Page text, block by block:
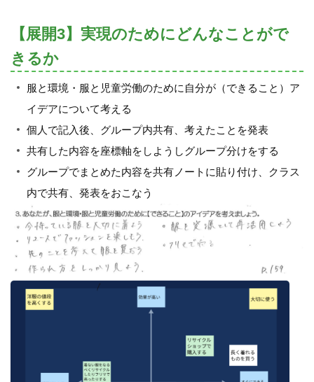
【展開3】実現のためにどんなことがで
きるか
服と環境・服と児童労働のために自分が（できること）ア
イデアについて考える
個人で記入後、グループ内共有、考えたことを発表
共有した内容を座標軸をしようしグループ分けをする
グループでまとめた内容を共有ノートに貼り付け、クラス
内で共有、発表をおこなう